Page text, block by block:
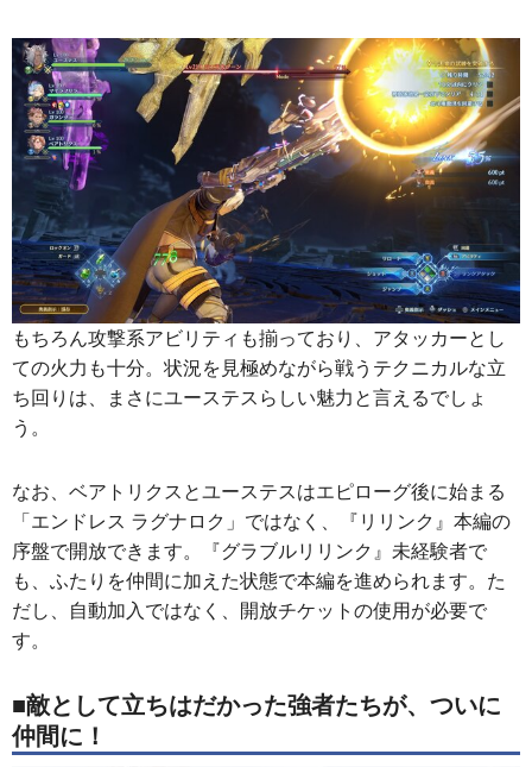
もちろん攻撃系アビリティも揃っており、アタッカーとし
ての火力も十分。状況を見極めながら戦うテクニカルな立
ち回りは、まさにユーステスらしい魅力と言えるでしょ
う。
なお、ベアトリクスとユーステスはエピローグ後に始まる
「エンドレス ラグナロク」ではなく、『リリンク』本編の
序盤で開放できます。『グラブルリリンク』未経験者で
も、ふたりを仲間に加えた状態で本編を進められます。た
だし、自動加入ではなく、開放チケットの使用が必要で
す。
■敵として立ちはだかった強者たちが、ついに
仲間に！